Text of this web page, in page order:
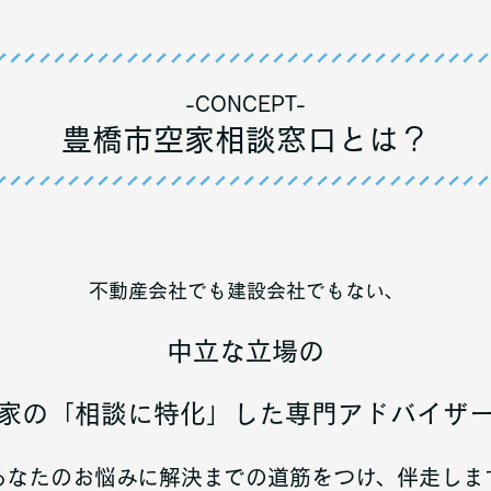
-CONCEPT-
豊橋市空家相談窓口とは？
不動産会社でも建設会社でもない、
中立な立場の
の「相談に特化」した専門アドバイザ
なたのお悩みに解決までの道筋をつけ、伴走しま